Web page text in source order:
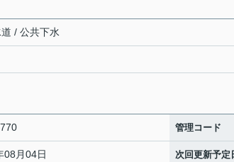
/ 公共下水
管理コード
08月04日 次回更新予定